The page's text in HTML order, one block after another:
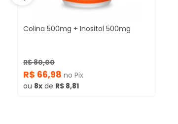
Colina 500mg + Inositol 500mg
R$ 80,00
R$ 66,98 no Pix
ou 8x de R$ 8,81